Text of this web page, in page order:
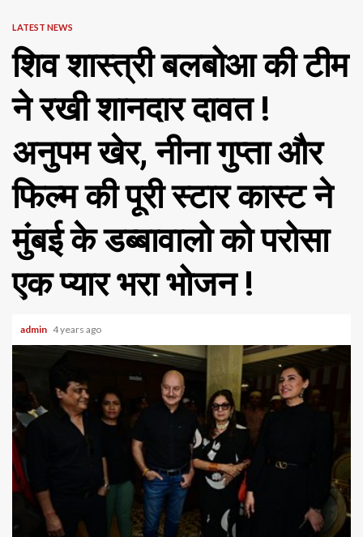
LATEST NEWS
शिव शास्त्री बलबोआ की टीम
ने रखी शानदार दावत !
अनुपम खेर, नीना गुप्ता और
फिल्म की पूरी स्टार कास्ट ने
मुंबई के डब्बावालो को परोसा
एक प्यार भरा भोजन !
admin 4 years ago